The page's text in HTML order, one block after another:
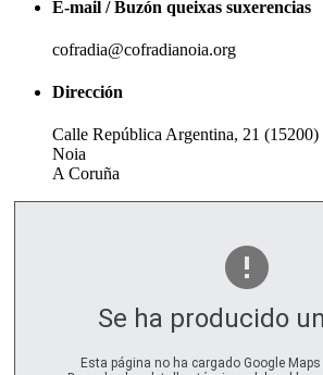
E-mail / Buzón queixas suxerencias
cofradia@cofradianoia.org
Dirección
Calle República Argentina, 21 (15200)
Noia
A Coruña
Se ha producido
Esta página no ha cargado Google